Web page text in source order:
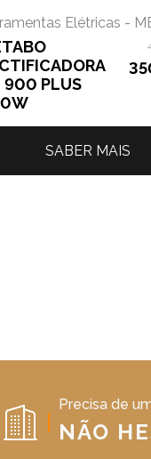
Elétricas -
900 PLUS
SABER MAIS
Precisa de
NÃO